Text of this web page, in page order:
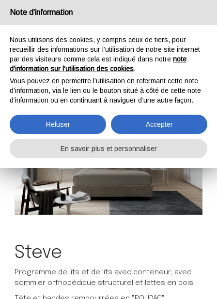
Steve
Home Lits Steve
Steve
Programme de lits et de lits avec conteneur, avec
sommier orthopédique structurel et lattes en bois.
Note d’information
Nous utilisons des cookies, y compris ceux de tiers, pour
recueillir des informations sur l’utilisation de notre site internet
par des visiteurs comme cela est indiqué dans notre note
d’information sur l’utilisation des cookies.
Vous pouvez en permettre l’utilisation en refermant cette note
d’information, via le lien ou le bouton situé à côté de cette note
d’information ou en continuant à naviguer d’une autre façon.
Refuser Accepter
En savoir plus et personnaliser